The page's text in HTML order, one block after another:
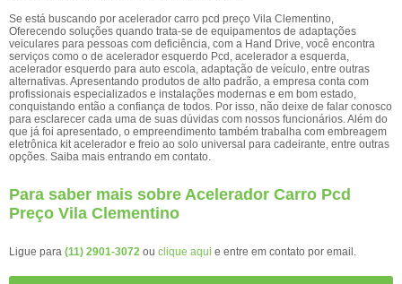
Se está buscando por acelerador carro pcd preço Vila Clementino,
Oferecendo soluções quando trata-se de equipamentos de adaptações
veiculares para pessoas com deficiência, com a Hand Drive, você encontra
serviços como o de acelerador esquerdo Pcd, acelerador a esquerda,
acelerador esquerdo para auto escola, adaptação de veículo, entre outras
alternativas. Apresentando produtos de alto padrão, a empresa conta com
profissionais especializados e instalações modernas e em bom estado,
conquistando então a confiança de todos. Por isso, não deixe de falar conosco
para esclarecer cada uma de suas dúvidas com nossos funcionários. Além do
que já foi apresentado, o empreendimento também trabalha com embreagem
eletrônica kit acelerador e freio ao solo universal para cadeirante, entre outras
opções. Saiba mais entrando em contato.
Para saber mais sobre Acelerador Carro Pcd
Preço Vila Clementino
Ligue para (11) 2901-3072 ou clique aqui e entre em contato por email.